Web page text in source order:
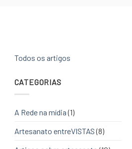
Todos os artigos
CATEGORIAS
A Rede na mídia(1)
Artesanato entreVISTAS(8)